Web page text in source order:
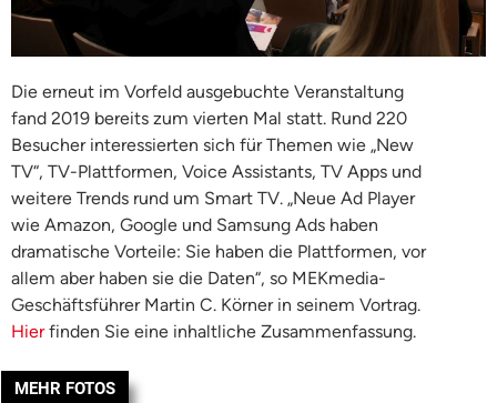
Die erneut im Vorfeld ausgebuchte Veranstaltung
fand 2019 bereits zum vierten Mal statt. Rund 220
Besucher interessierten sich für Themen wie „New
TV“, TV-Plattformen, Voice Assistants, TV Apps und
weitere Trends rund um Smart TV. „Neue Ad Player
wie Amazon, Google und Samsung Ads haben
dramatische Vorteile: Sie haben die Plattformen, vor
allem aber haben sie die Daten“, so MEKmedia-
Geschäftsführer Martin C. Körner in seinem Vortrag.
Hierfinden Sie eine inhaltliche Zusammenfassung.
MEHR FOTOS